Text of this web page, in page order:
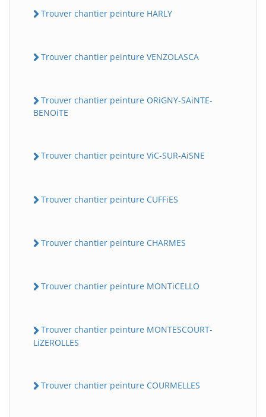
Trouver chantier peinture HARLY
Trouver chantier peinture VENZOLASCA
Trouver chantier peinture ORiGNY-SAiNTE-
BENOiTE
Trouver chantier peinture ViC-SUR-AiSNE
Trouver chantier peinture CUFFiES
Trouver chantier peinture CHARMES
Trouver chantier peinture MONTiCELLO
Trouver chantier peinture MONTESCOURT-
LiZEROLLES
Trouver chantier peinture COURMELLES